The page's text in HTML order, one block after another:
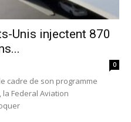
Unis injectent 870
0
cadre de son programme
Federal Aviation